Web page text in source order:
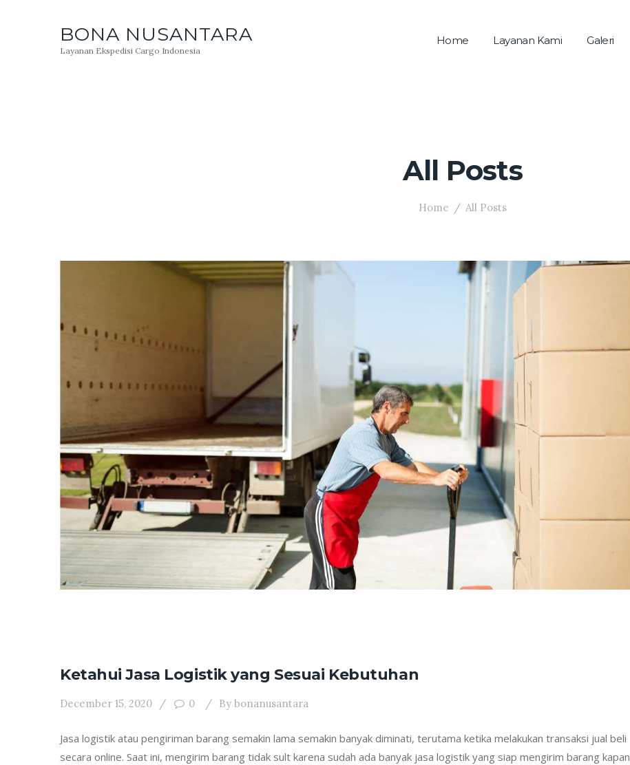
BONA NUSANTARA
Layanan Ekspedisi Cargo Indonesia
Home Layanan Kami Galeri
All Posts
Home All Posts
Ketahui Jasa Logistik yang Sesuai Kebutuhan
December 15, 2020 0 By bonanusantara
Jasa logistik atau pengiriman barang semakin lama semakin banyak diminati, terutama ketika melakukan transaksi jual beli
secara online. Saat ini, mengirim barang tidak sult karena sudah ada banyak jasa logistik yang siap mengirim barang kapan